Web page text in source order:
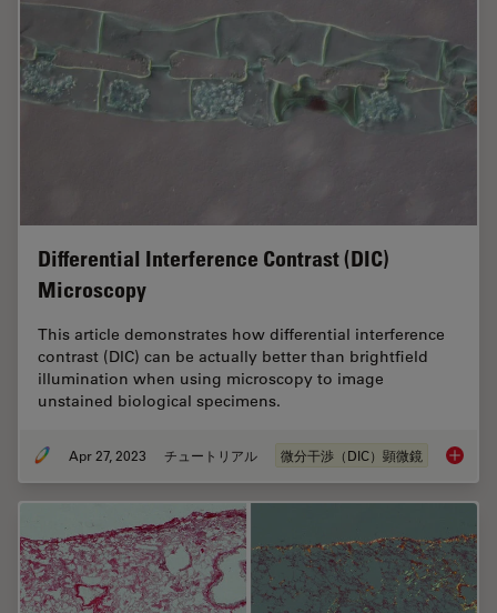
Differential Interference Contrast (DIC)
Microscopy
This article demonstrates how differential interference
contrast (DIC) can be actually better than brightfield
illumination when using microscopy to image
unstained biological specimens.
Apr 27, 2023 チュートリアル 微分干渉（DIC）顕微鏡